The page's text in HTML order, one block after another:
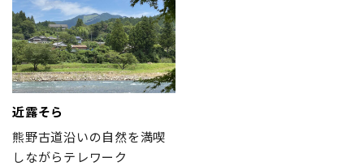
近露そら
熊野古道沿いの自然を満喫
しながらテレワーク